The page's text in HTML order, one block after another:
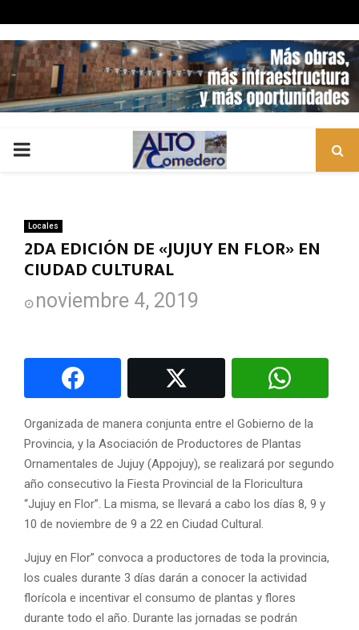
PRIMARY
Locales
2DA EDICIÓN DE «JUJUY EN FLOR» EN
CIUDAD CULTURAL
noviembre 4, 2019
Organizada de manera conjunta entre el Gobierno de la
Provincia, y la Asociación de Productores de Plantas
Ornamentales de Jujuy (Appojuy), se realizará por segundo
año consecutivo la Fiesta Provincial de la Floricultura
“Jujuy en Flor”. La misma, se llevará a cabo los días 8, 9 y
10 de noviembre de 9 a 22 en Ciudad Cultural.
Jujuy en Flor” convoca a productores de toda la provincia,
los cuales durante 3 días darán a conocer la actividad
florícola e incentivar el consumo de plantas y flores
durante todo el año. Durante las jornadas se podrán